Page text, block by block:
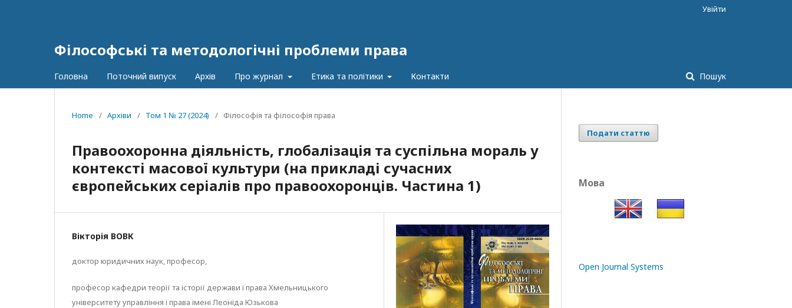
Філософські та методологічні проблеми права
Головна Поточний випуск Архів Про журнал Етика та політики Контакти Пошук
Увійти
Home / Архіви / Том 1 № 27 (2024) / Філософія та філософія права
Правоохоронна діяльність, глобалізація та суспільна мораль у
контексті масової культури (на прикладі сучасних
європейських серіалів про правоохоронців. Частина 1)
Вікторія ВОВК
доктор юридичних наук, професор,
професор кафедри теорії та історії держави і права Хмельницького
університету управління і права імені Леоніда Юзькова
Подати статтю
Мова
Open Journal Systems